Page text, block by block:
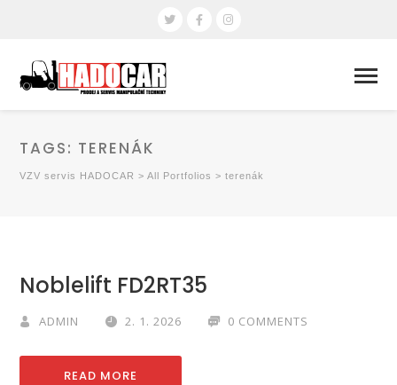
TAGS: TERENÁK
VZV servis HADOCAR >All Portfolios >terenák
Noblelift FD2RT35
ADMIN 2. 1. 2026 0 COMMENTS
READ MORE